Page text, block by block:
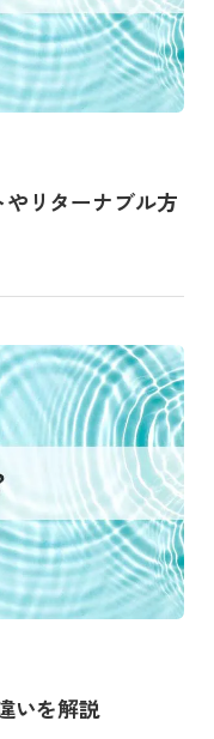
リターナブル方
いを解説